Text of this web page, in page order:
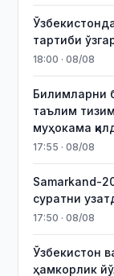
тартиби
18:00 · 08/08
Билимларни
таълим
муҳокама
17:55 · 08/08
Samarkand-
суратни
17:50 · 08/08
Ўзбекистон
ҳамкорлик